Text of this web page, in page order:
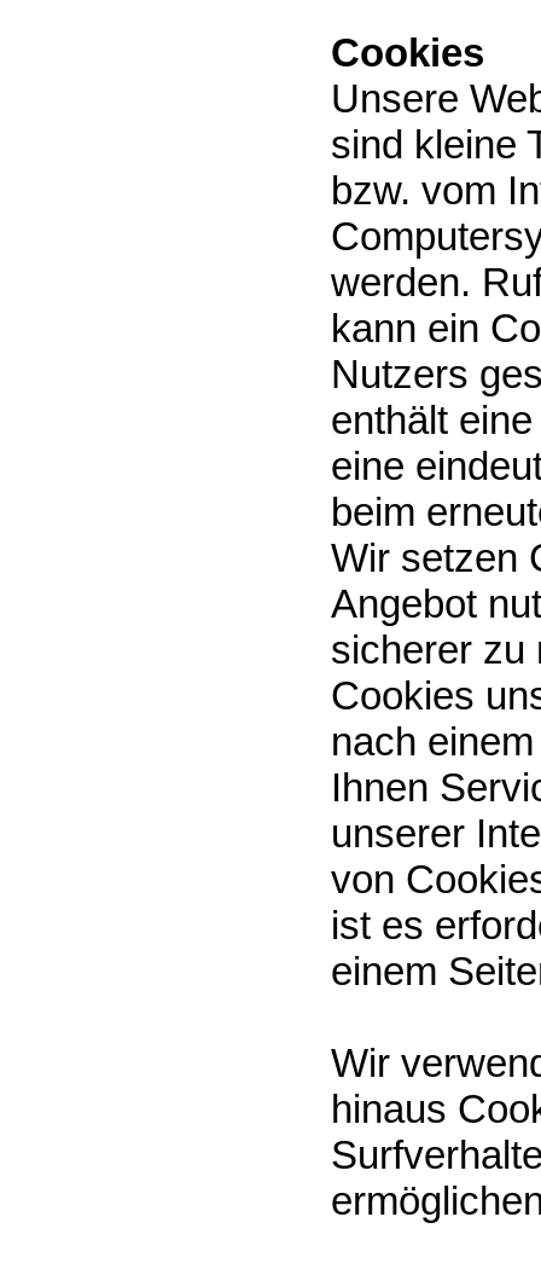
Cookies
Unsere
sind kleine
bzw. vom
werden.
kann ein
Nutzers
enthält
eine
beim
Wir setzen
Angebot
sicherer zu
Cookies
nach
Ihnen
unserer
von
ist es
einem
Wir
hinaus